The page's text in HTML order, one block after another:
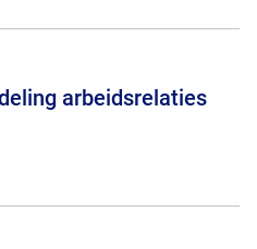
arbeidsrelaties